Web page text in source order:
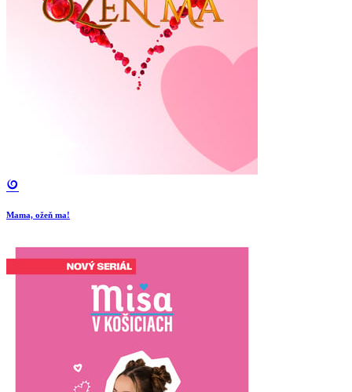
Mama, ožeň ma!